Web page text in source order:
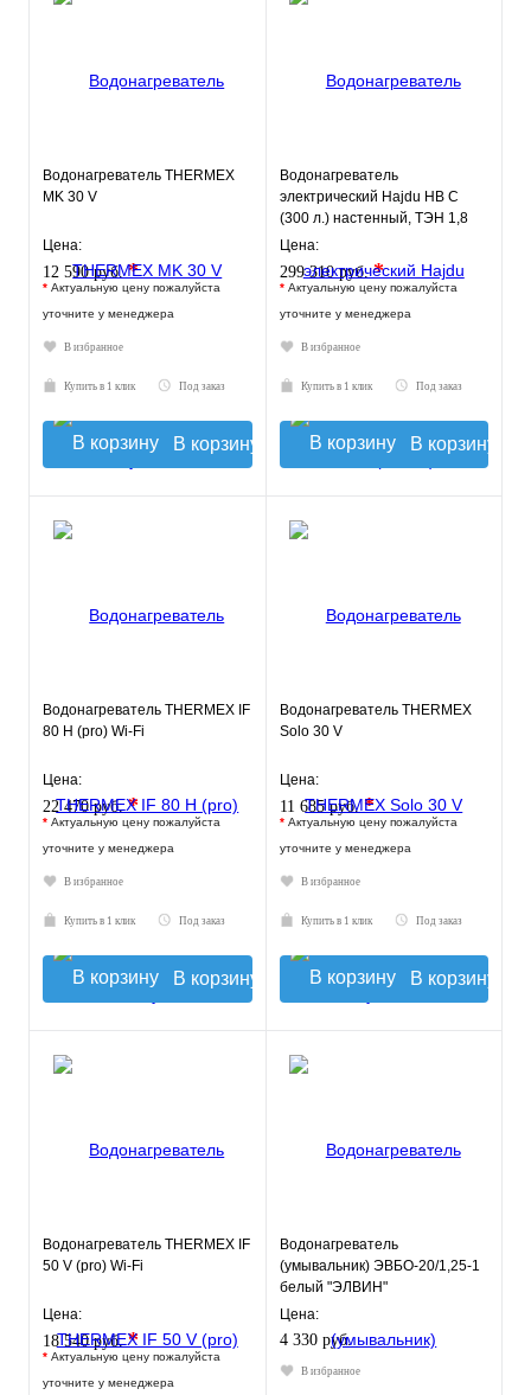
Водонагреватель THERMEX
MK 30 V
Цена:
12 590 руб.*
* Актуальную цену пожалуйста
уточните у менеджера
В избранное
Купить в 1 клик Под заказ
В корзину
Водонагреватель
электрический Hajdu HB C
(300 л.) настенный, ТЭН 1,8
кВт.
Цена:
299 310 руб.*
* Актуальную цену пожалуйста
уточните у менеджера
В избранное
Купить в 1 клик Под заказ
В корзину
Водонагреватель THERMEX IF
80 H (pro) Wi-Fi
Цена:
22 470 руб.*
* Актуальную цену пожалуйста
уточните у менеджера
В избранное
Купить в 1 клик Под заказ
В корзину
Водонагреватель THERMEX
Solo 30 V
Цена:
11 685 руб.*
* Актуальную цену пожалуйста
уточните у менеджера
В избранное
Купить в 1 клик Под заказ
В корзину
Водонагреватель THERMEX IF
50 V (pro) Wi-Fi
Цена:
18 540 руб.*
* Актуальную цену пожалуйста
уточните у менеджера
Водонагреватель
(умывальник) ЭВБО-20/1,25-1
белый "ЭЛВИН"
Цена:
4 330 руб.
В избранное